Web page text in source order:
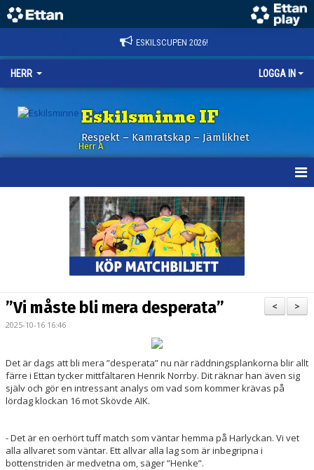
ESKILSCUPEN 2026!
HERR LOGGA IN
Eskilsminne IF
Respekt – Kamratskap – Jämlikhet
Herr A
BILDGALLERI
MATCHER
>
<
”Vi måste bli mera desperata”
2025-10-16 16:46
Det är dags att bli mera ”desperata” nu när räddningsplankorna blir allt
färre i Ettan tycker mittfältaren Henrik Norrby. Dit räknar han även sig
själv och gör en intressant analys om vad som kommer krävas på
lördag klockan 16 mot Skövde AIK.
- Det är en oerhört tuff match som väntar hemma på Harlyckan. Vi vet
alla allvaret som väntar. Ett allvar alla lag som är inbegripna i
bottenstriden är medvetna om, säger ”Henke”.